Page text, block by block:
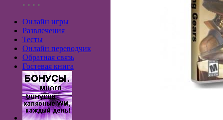
• • • •
Онлайн игры
Развлечения
Тесты
Онлайн переводчик
Обратная связь
Гостевая книга